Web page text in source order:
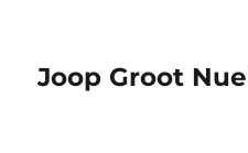
Joop Groot